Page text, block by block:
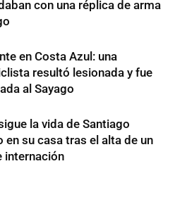
con una réplica de arma
en Costa Azul: una
resultó lesionada y fue
al Sayago
la vida de Santiago
en su casa tras el alta de un
internación